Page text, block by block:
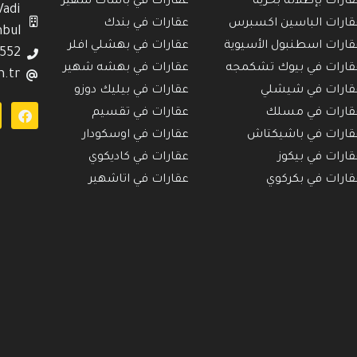
الباسين اكسبرس
اسطنبول الأسيوية
في بيوك تشكمجه
في شيشلي
في مسلك
في باشيكتاش
في بيكوز
في بكركوي
عقارات في بندك
عقارات في بهشلي افلر
عقارات في بهشه شهير
عقارات في بيليك دوزو
عقارات في تقسيم
عقارات في اوسكودار
عقارات في كاديكوي
عقارات في اتاشهير